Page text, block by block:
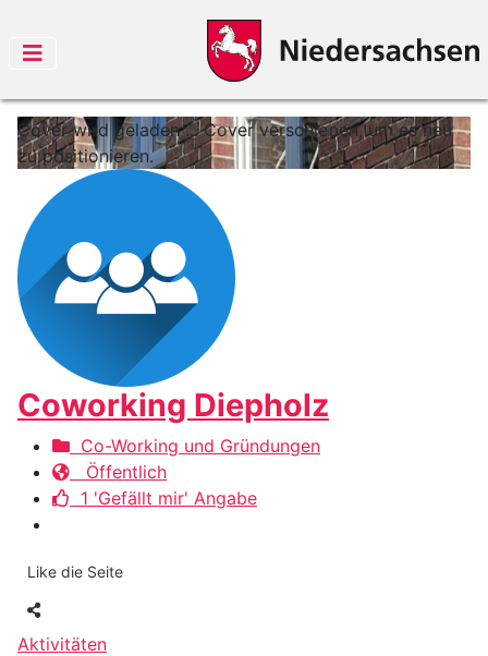
Cover wird geladen ... Cover verschieben, um es neu
zu positionieren.
Coworking Diepholz
Co-Working und Gründungen
Öffentlich
1 'Gefällt mir' Angabe
Like die Seite
Aktivitäten